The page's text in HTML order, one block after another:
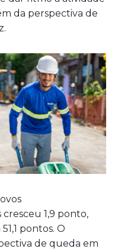
da perspectiva de
1,9 ponto,
pontos. O
de queda em